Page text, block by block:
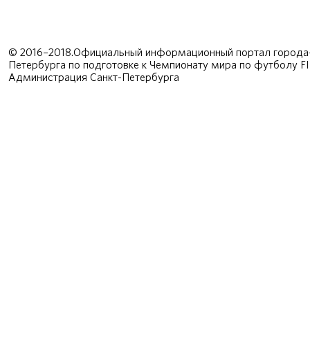
© 2016–2018.Официальный информационный портал
Петербурга по подготовке к Чемпионату мира по футболу
Администрация Санкт-Петербурга